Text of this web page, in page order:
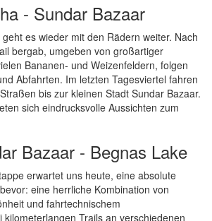
- Sundar Bazaar
es wieder mit den Rädern weiter. Nach
bergab, umgeben von großartiger
Bananen- und Weizenfeldern, folgen
Abfahrten. Im letzten Tagesviertel fahren
bis zur kleinen Stadt Sundar Bazaar.
sich eindrucksvolle Aussichten zum
Bazaar - Begnas Lake
erwartet uns heute, eine absolute
eine herrliche Kombination von
und fahrtechnischem
kilometerlangen Trails an verschiedenen